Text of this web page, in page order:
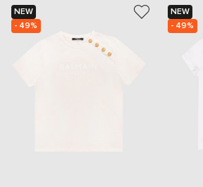
NEW
- 49%
NEW
- 49%